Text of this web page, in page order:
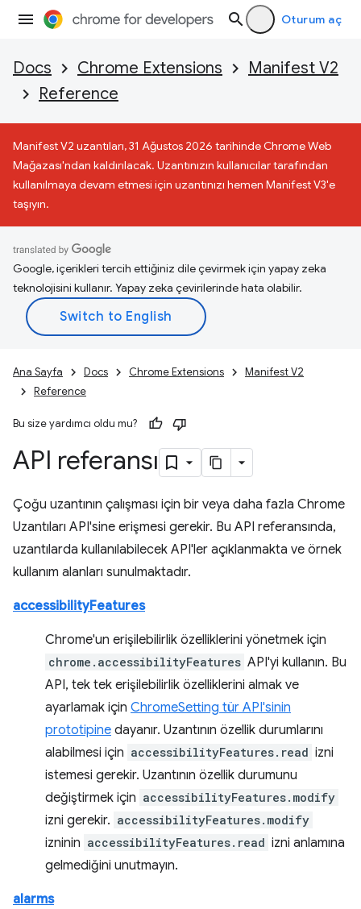
Oturum aç
Docs Chrome Extensions
Manifest V2
Reference
Manifest V2 uzantıları, 31 Ağustos 2026 tarihinde Chrome Web
Mağazası'ndan kaldırılacak. Uzantınızın kullanıcılar tarafından
kullanılmaya devam etmesi için uzantınızı hemen Manifest V3'e
taşıyın.
Google, içerikleri tercih ettiğiniz dile çevirmek için yapay zeka
teknolojisini kullanır. Yapay zeka çevirilerinde hata olabilir.
Ana Sayfa Docs Chrome Extensions
Manifest V2
Reference
Bu size yardımcı oldu mu?
API referansı
Çoğu uzantının çalışması için bir veya daha fazla Chrome
Uzantıları API'sine erişmesi gerekir. Bu API referansında,
uzantılarda kullanılabilecek API'ler açıklanmakta ve örnek
kullanım alanları sunulmaktadır.
accessibilityFeatures
Chrome'un erişilebilirlik özelliklerini yönetmek için
chrome.accessibilityFeatures API'yi kullanın. Bu
API, tek tek erişilebilirlik özelliklerini almak ve
ayarlamak için ChromeSetting tür API'sinin
prototipine dayanır. Uzantının özellik durumlarını
alabilmesi için accessibilityFeatures.read izni
istemesi gerekir. Uzantının özellik durumunu
değiştirmek için accessibilityFeatures.modify
izni gerekir. accessibilityFeatures.modify
izninin accessibilityFeatures.read izni anlamına
gelmediğini unutmayın.
alarms